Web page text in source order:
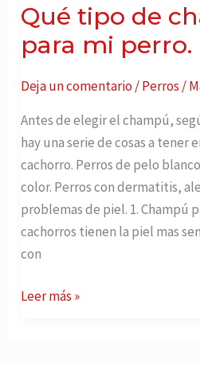
Qué tipo de
para mi perro.
Deja un comentario /Perros /
Antes de elegir el champú,
hay una serie de cosas a tener
cachorro. Perros de pelo
color. Perros con dermatitis,
problemas de piel. 1. Champú
cachorros tienen la piel mas
con
champú
usar
para
mi
Leer más »